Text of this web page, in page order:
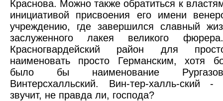
Краснова. Можно также обратиться к
инициативой присвоения его имени
учреждению, где завершился славный
заслуженного лакея великого
Красногвардейский район для
наименовать просто Германским, хотя
было бы наименование
Винтерсхалльский. Вин-тер-халль-ский -
звучит, не правда ли, господа?